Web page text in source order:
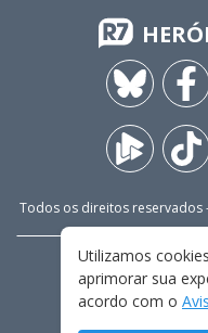
Todos os direitos reservados
TERMOS
Utilizamos
aprimorar sua
acordo com o